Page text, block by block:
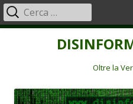
Oltre la
Menu
principale
Ricerca
per: